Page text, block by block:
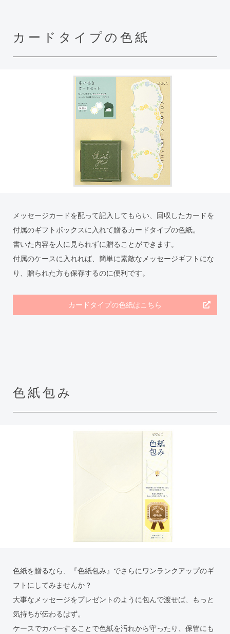
カードタイプの色紙
メッセージカードを配って記入してもらい、回収したカードを
付属のギフトボックスに入れて贈るカードタイプの色紙。
書いた内容を人に見られずに贈ることができます。
付属のケースに入れれば、簡単に素敵なメッセージギフトにな
り、贈られた方も保存するのに便利です。
カードタイプの色紙はこちら
色紙包み
色紙を贈るなら、『色紙包み』でさらにワンランクアップのギ
フトにしてみませんか？
大事なメッセージをプレゼントのように包んで渡せば、もっと
気持ちが伝わるはず。
ケースでカバーすることで色紙を汚れから守ったり、保管にも